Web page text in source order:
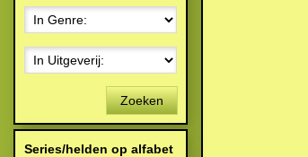
Zoeken
Series/helden op alfabet